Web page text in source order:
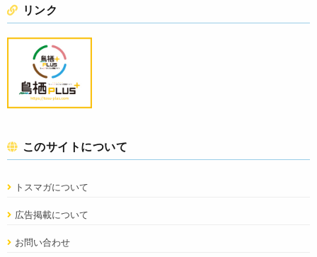
リンク
このサイトについて
トスマガについて
広告掲載について
お問い合わせ